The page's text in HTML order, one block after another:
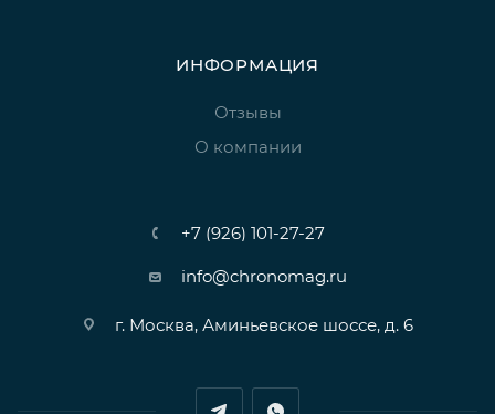
ИНФОРМАЦИЯ
Отзывы
О компании
+7 (926) 101-27-27
info@chronomag.ru
г. Москва, Аминьевское шоссе, д. 6